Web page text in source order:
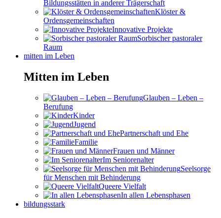
Bildungsstätten in anderer Trägerschaft
Klöster &
Ordensgemeinschaften
Innovative Projekte
Sorbischer pastoraler
Raum
mitten im Leben
Mitten im Leben
Glauben – Leben –
Berufung
Kinder
Jugend
Partnerschaft und Ehe
Familie
Frauen und Männer
Im Seniorenalter
Seelsorge
für Menschen mit Behinderung
Queere Vielfalt
In allen Lebensphasen
bildungsstark